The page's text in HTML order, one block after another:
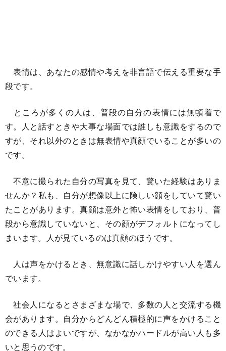
表情は、あなたの感情や考えを非言語で伝える重要な手
段です。
ところが多くの人は、普段の自分の表情には無頓着で
す。人と話すときや大事な場面では誰しも意識をするので
すが、それ以外のときは無表情や真顔でいることが多いの
です。
不意に撮られた自分の写真を見て、驚いた経験はありま
せんか？私も、自分が想像以上に険しい顔をしていて驚い
たことがあります。真顔は意外と怖い表情をしており、普
段から意識していないと、その顔がデフォルトになってし
まいます。人が見ているのは真顔のほうです。
人は声をかけるとき、無意識に話しかけやすい人を選ん
でいます。
社会人になるとさまざまな場で、多数の人と交流する機
会があります。自分からどんどん積極的に声をかけること
のできる人はよいですが、なかなかハードルが高い人も多
いと思うのです。